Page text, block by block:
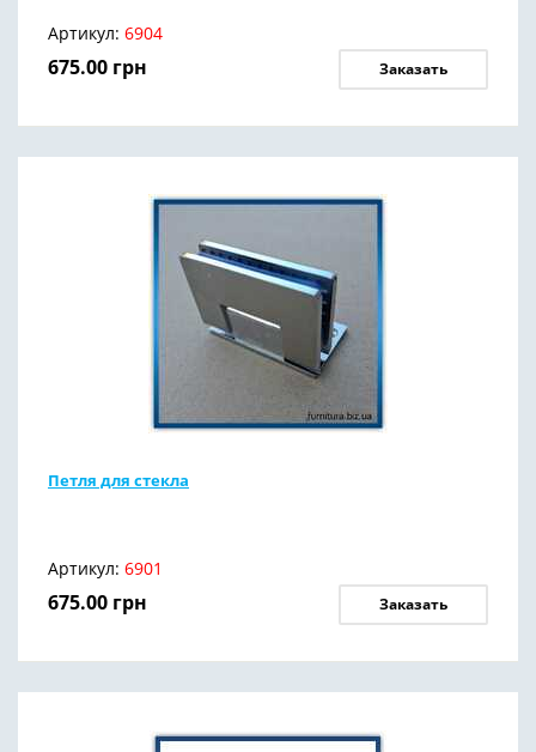
Артикул: 6904
675.00 грн Заказать
Петля для стекла
Артикул: 6901
675.00 грн Заказать